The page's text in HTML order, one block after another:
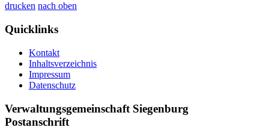
drucken nach oben
Quicklinks
Kontakt
Inhaltsverzeichnis
Impressum
Datenschutz
Verwaltungsgemeinschaft Siegenburg
Postanschrift